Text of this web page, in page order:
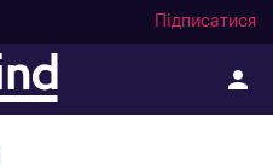
Підписатися